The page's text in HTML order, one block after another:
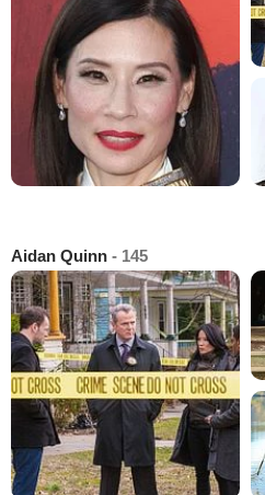
Aidan Quinn - 145